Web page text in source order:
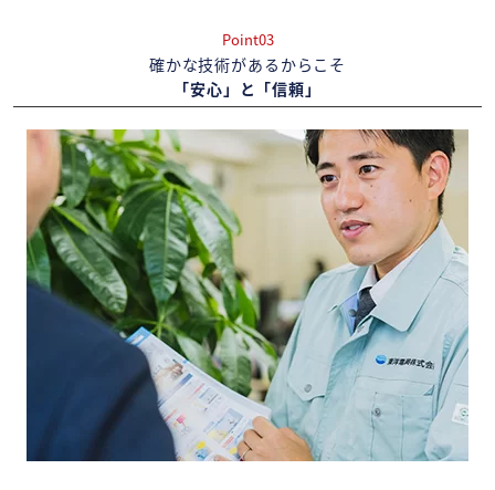
Point03
確かな技術があるからこそ
「安心」と「信頼」